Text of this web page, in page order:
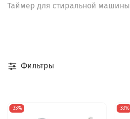
Таймер для стиральной машины
Фильтры
-33% -33%